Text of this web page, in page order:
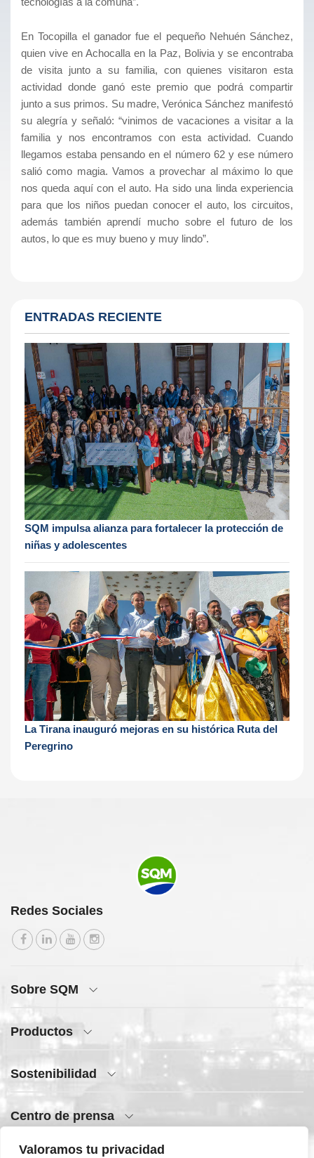
Valoramos tu privacidad
En Tocopilla el ganador fue el pequeño Nehuén Sánchez,
quien vive en Achocalla en la Paz, Bolivia y se encontraba
de visita junto a su familia, con quienes visitaron esta
actividad donde ganó este premio que podrá compartir
junto a sus primos. Su madre, Verónica Sánchez manifestó
su alegría y señaló: “vinimos de vacaciones a visitar a la
familia y nos encontramos con esta actividad. Cuando
llegamos estaba pensando en el número 62 y ese número
salió como magia. Vamos a provechar al máximo lo que
nos queda aquí con el auto. Ha sido una linda experiencia
para que los niños puedan conocer el auto, los circuitos,
además también aprendí mucho sobre el futuro de los
autos, lo que es muy bueno y muy lindo”.
ENTRADAS RECIENTE
SQM impulsa alianza para fortalecer la protección de
niñas y adolescentes
La Tirana inauguró mejoras en su histórica Ruta del
Peregrino
Redes Sociales
Sobre SQM
Productos
Sostenibilidad
Centro de prensa